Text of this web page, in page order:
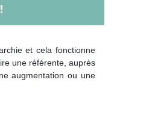
et cela fonctionne
une référente, auprès
augmentation ou une